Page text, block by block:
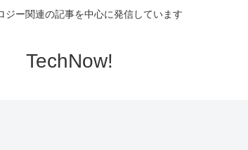
ジー関連の記事を中心に発信しています
TechNow!